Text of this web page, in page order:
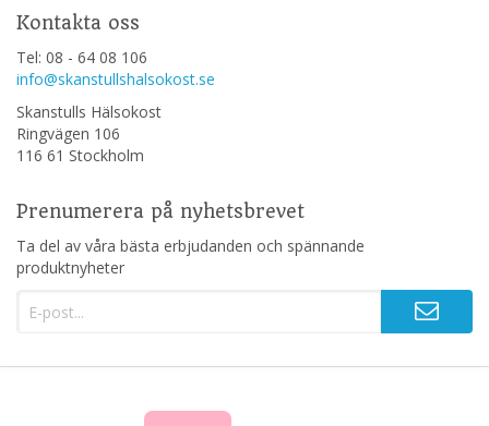
Kontakta oss
Tel: 08 - 64 08 106
info@skanstullshalsokost.se
Skanstulls Hälsokost
Ringvägen 106
116 61 Stockholm
Prenumerera på nyhetsbrevet
Ta del av våra bästa erbjudanden och spännande
produktnyheter